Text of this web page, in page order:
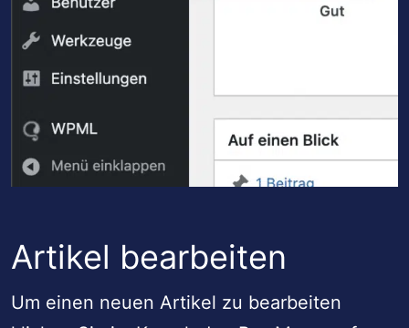
Artikel bearbeiten
Um einen neuen Artikel zu bearbeiten